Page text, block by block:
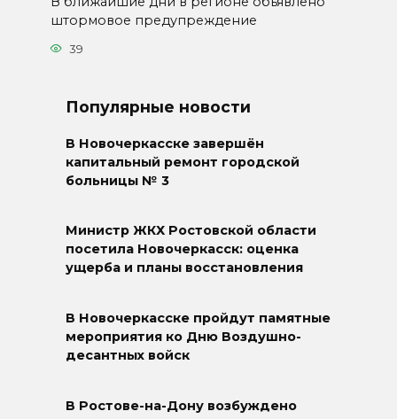
штормовое предупреждение
39
Популярные новости
В Новочеркасске завершён
капитальный ремонт городской
больницы № 3
Министр ЖКХ Ростовской области
посетила Новочеркасск: оценка
ущерба и планы восстановления
В Новочеркасске пройдут памятные
мероприятия ко Дню Воздушно-
десантных войск
В Ростове-на-Дону возбуждено